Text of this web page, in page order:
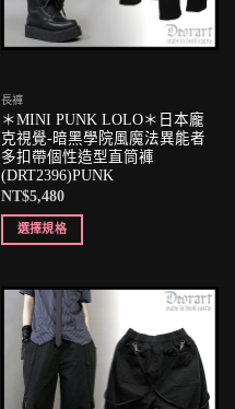
長褲
＊MINI PUNK LOLO＊日本龐
克視覺-暗黑學院風魔法異能者
多扣帶個性造型直筒褲
(DRT2396)PUNK
NT$5,480
選擇規格